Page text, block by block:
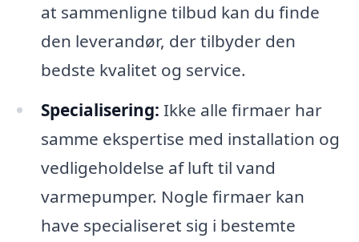
at sammenligne tilbud kan du finde
den leverandør, der tilbyder den
bedste kvalitet og service.
Specialisering: Ikke alle firmaer har
samme ekspertise med installation og
vedligeholdelse af luft til vand
varmepumper. Nogle firmaer kan
have specialiseret sig i bestemte